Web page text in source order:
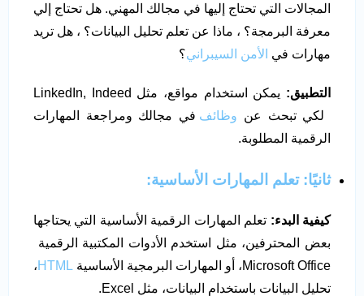
المجالات التي تحتاج إليها في مجالك المهني. هل تحتاج إلي
معرفة البرمجة؟ ، ماذا عن تعلم تحليل البيانات؟ ، هل تريد
مهارات في الأمن السيبراني؟
التطبيق:
يمكن استخدام مواقع، مثل LinkedIn, Indeed
لكي تبحث عن وظائف في مجالك ومراجعة المهارات
الرقمية المطلوبة.
ثانيًا: تعلم المهارات الأساسية:
كيفية البدء: تعلم المهارات الرقمية الأساسية التي يحتاجها
بعض المحترفين، مثل استخدم الأدوات المكتبية الرقمية
Microsoft Office، أو المهارات البرمجية الأساسية
HTML،
تحليل البيانات باستخدام البيانات، مثل Excel.